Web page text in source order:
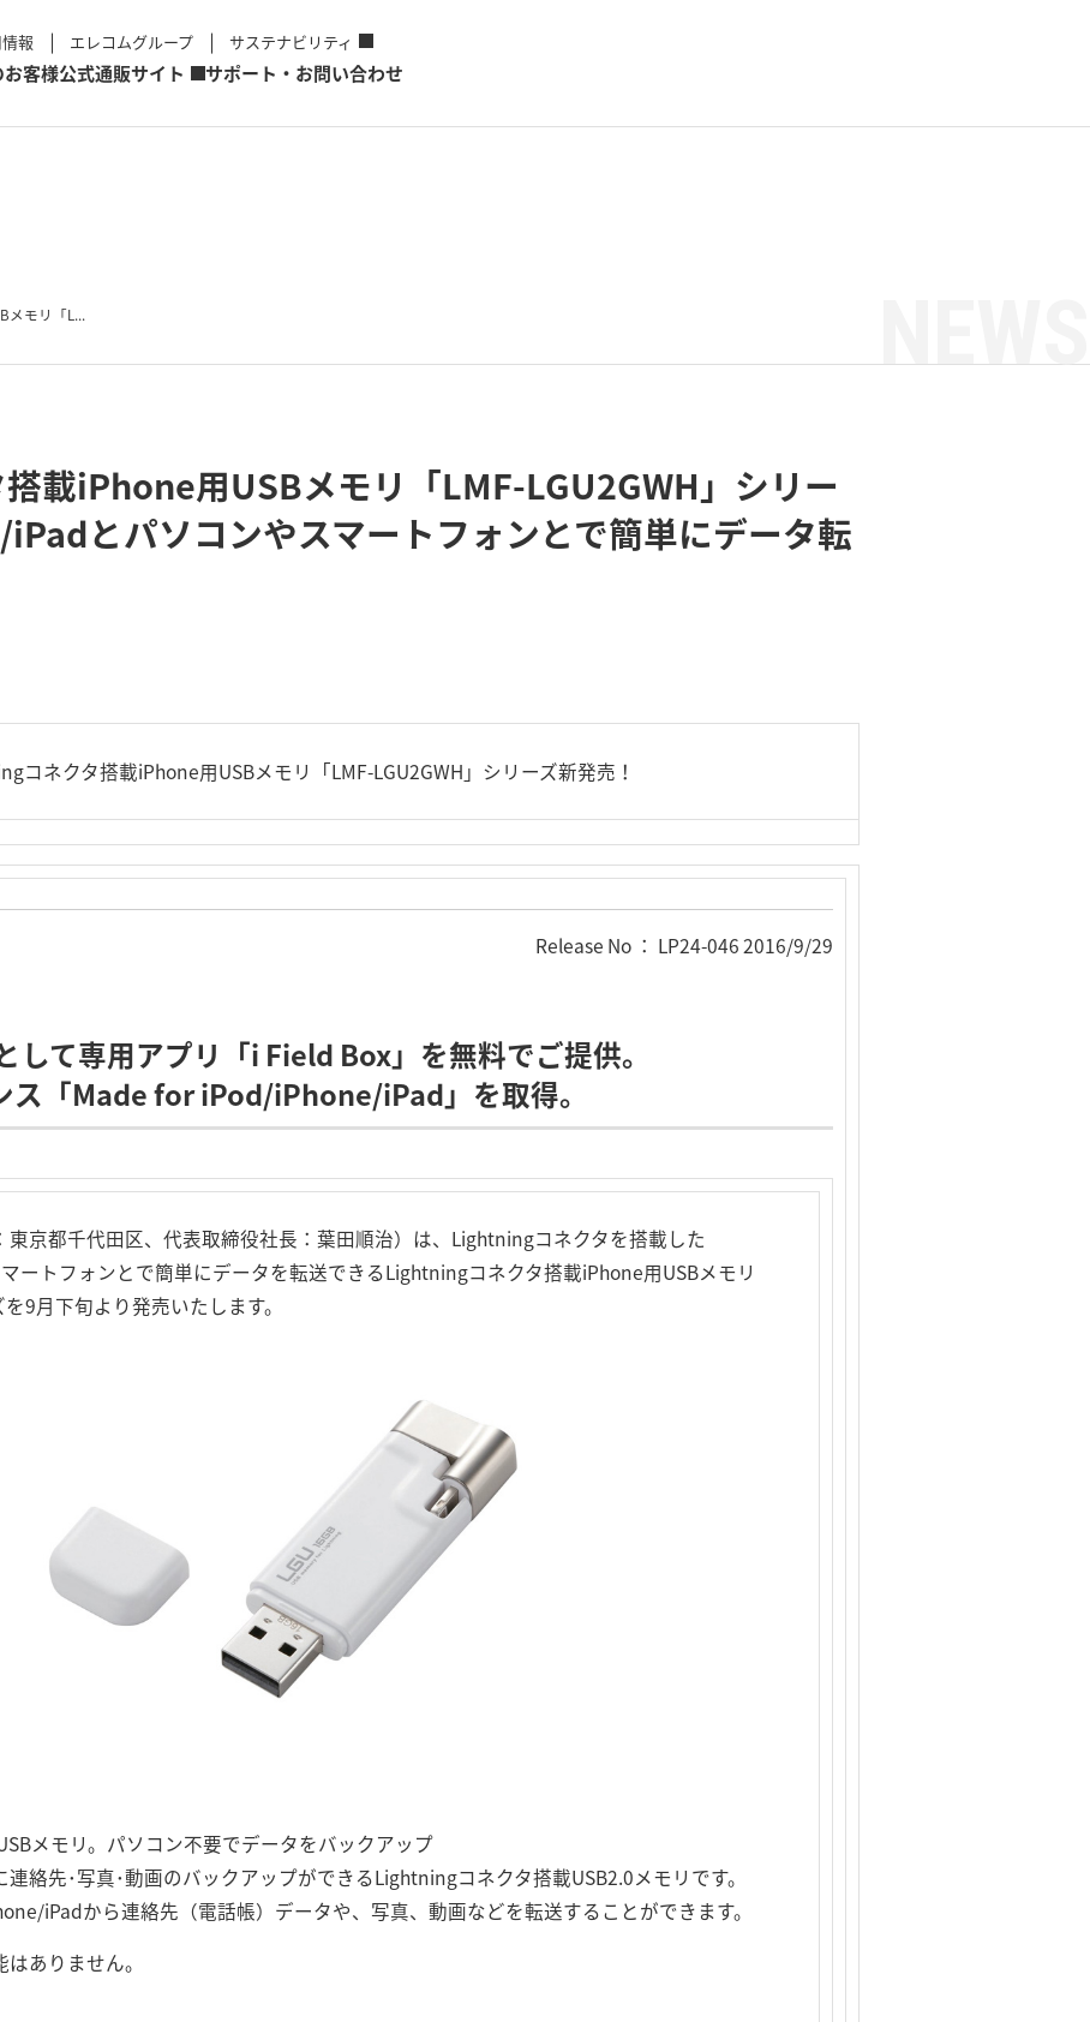
報 エレコムグループ サステナビリティ
客様公式通販サイト サポート・お問い合わせ
メモリ「L...
載iPhone用USBメモリ「LMF-LGU2GWH」シリー
とパソコンやスマートフォンとで簡単にデータ転
コネクタ搭載iPhone用USBメモリ「LMF-LGU2GWH」シリーズ新発売！
Release No ： LP24-046 2016/9/29
して専用アプリ「i Field Box」を無料でご提供。
ス「Made for iPod/iPhone/iPad」を取得。
東京都千代田区、代表取締役社長：葉田順治）は、Lightningコネクタを搭載した
ートフォンとで簡単にデータを転送できるLightningコネクタ搭載iPhone用USBメモリ
を9月下旬より発売いたします。
メモリ。パソコン不要でデータをバックアップ
絡先･写真･動画のバックアップができるLightningコネクタ搭載USB2.0メモリです。
iPadから連絡先（電話帳）データや、写真、動画などを転送することができます。
ありません。